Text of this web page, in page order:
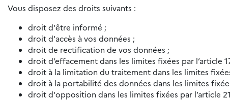
Vous disposez des droits suivants :
droit d'être informé ;
droit d'accès à vos données ;
droit de rectification de vos données ;
droit d’effacement dans les limites fixées par l’article
droit à la limitation du traitement dans les limites
droit à la portabilité des données dans les limites
droit d'opposition dans les limites fixées par l’article